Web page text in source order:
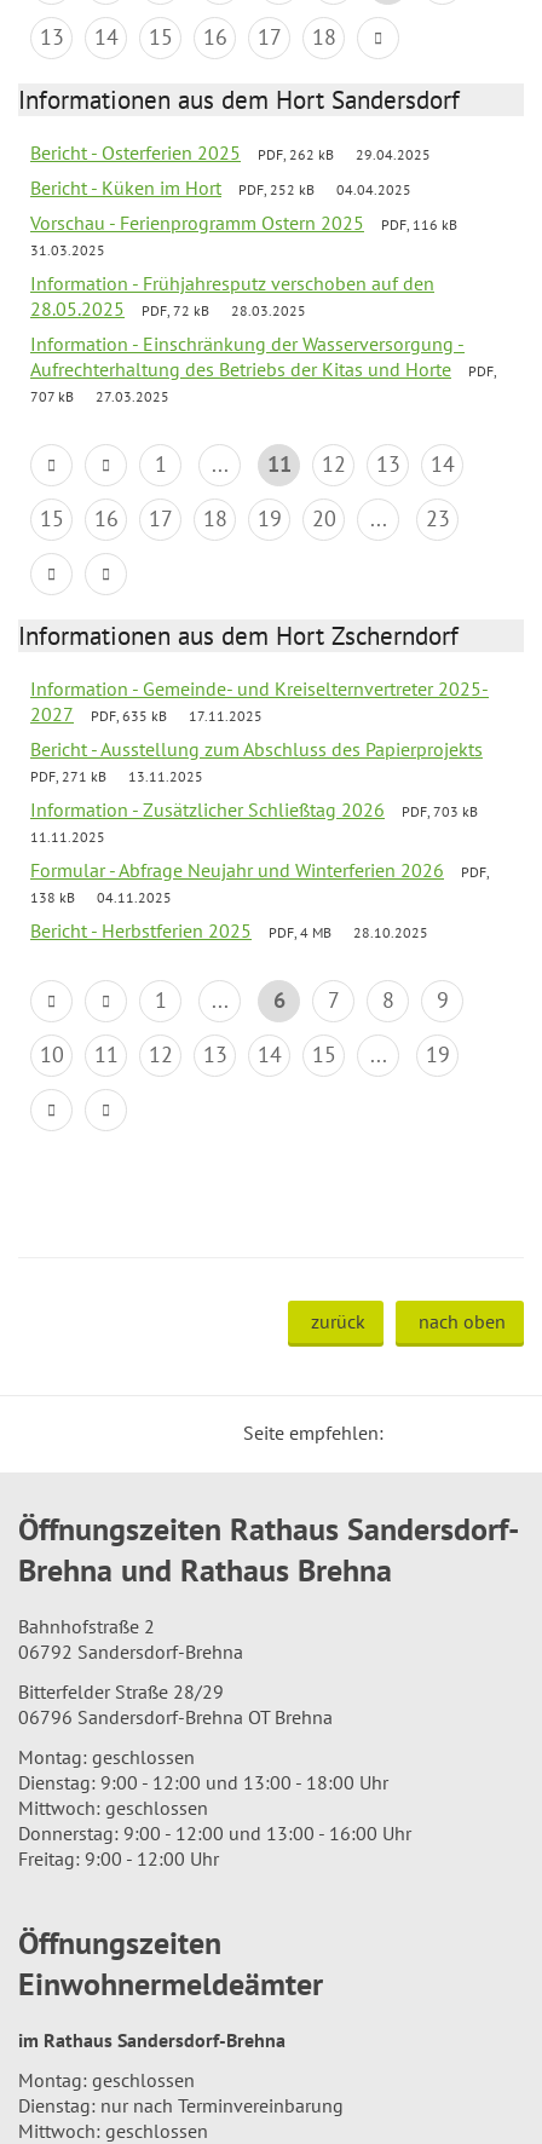
13
14 15 16 17 18
Informationen aus dem Hort Sandersdorf
Bericht - Osterferien 2025 PDF, 262 kB 29.04.2025
Bericht - Küken im Hort PDF, 252 kB 04.04.2025
Vorschau - Ferienprogramm Ostern 2025
PDF, 116 kB
31.03.2025
Information - Frühjahresputz verschoben auf den
28.05.2025
PDF, 72 kB 28.03.2025
Information - Einschränkung der Wasserversorgung -
Aufrechterhaltung des Betriebs der Kitas und Horte
PDF,
707 kB
27.03.2025
1 ... 11 12 13
14
15
16 17 18 19 20 ... 23
Informationen aus dem Hort Zscherndorf
Information - Gemeinde- und Kreiselternvertreter 2025-
2027
PDF, 635 kB 17.11.2025
Bericht - Ausstellung zum Abschluss des Papierprojekts
PDF, 271 kB 13.11.2025
Information - Zusätzlicher Schließtag 2026
PDF, 703 kB
11.11.2025
Formular - Abfrage Neujahr und Winterferien 2026
PDF,
138 kB
04.11.2025
Bericht - Herbstferien 2025 PDF, 4 MB 28.10.2025
1 ... 6 7 8
9
10
11 12 13 14 15 ... 19
zurück nach oben
Seite empfehlen:
Öffnungszeiten Rathaus Sandersdorf-
Brehna und Rathaus Brehna
Bahnhofstraße 2
06792 Sandersdorf-Brehna
Bitterfelder Straße 28/29
06796 Sandersdorf-Brehna OT Brehna
Montag: geschlossen
Dienstag: 9:00 - 12:00 und 13:00 - 18:00 Uhr
Mittwoch: geschlossen
Donnerstag: 9:00 - 12:00 und 13:00 - 16:00 Uhr
Freitag: 9:00 - 12:00 Uhr
Öffnungszeiten
Einwohnermeldeämter
im Rathaus Sandersdorf-Brehna
Montag: geschlossen
Dienstag: nur nach Terminvereinbarung
Mittwoch: geschlossen